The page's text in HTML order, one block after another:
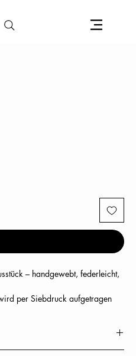
– handgewebt, federleicht,
per Siebdruck aufgetragen
schön und angenehm zu